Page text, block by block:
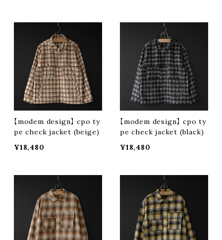
【modem design】 cpo ty
pe check jacket (beige)
¥18,480
【modem design】 cpo ty
pe check jacket (black)
¥18,480